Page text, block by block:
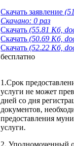
Скачать заявление
Скачано: 0 раз
Скачать (55.81 Кб,
Скачать (50.69 Кб,
Скачать (52.22 Кб,
бесплатно
1.Срок
услуги не может
дней со дня
документов,
предоставления
услуги.